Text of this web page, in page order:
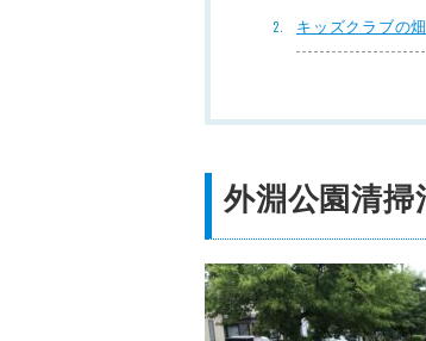
キッズクラブの
外淵公園清掃